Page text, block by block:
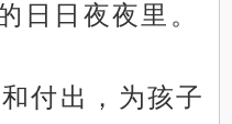
日日夜夜里。
付出，为孩子